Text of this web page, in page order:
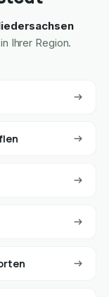
Ihrer Region.